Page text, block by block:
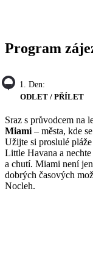
Program
1. Den:
ODLET / PŘÍLET
Sraz s průvodcem na
Miami – města, kde
Užijte si proslulé
Little Havana a
a chutí. Miami není
dobrých časových
Nocleh.